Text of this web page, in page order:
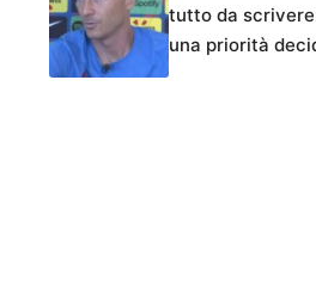
tutto da
una priorità